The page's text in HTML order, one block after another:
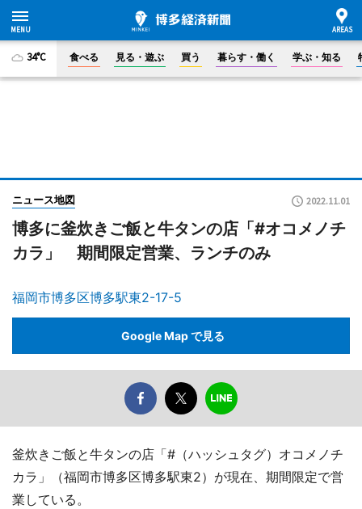
34°C 食べる 見る・遊ぶ 買う 暮らす・働く 学ぶ・知る
ニュース地図 2022.11.01
博多に釜炊きご飯と牛タンの店「#オコメノチ
カラ」 期間限定営業、ランチのみ
福岡市博多区博多駅東2-17-5
Google Map で見る
釜炊きご飯と牛タンの店「#（ハッシュタグ）オコメノチ
カラ」（福岡市博多区博多駅東2）が現在、期間限定で営
業している。